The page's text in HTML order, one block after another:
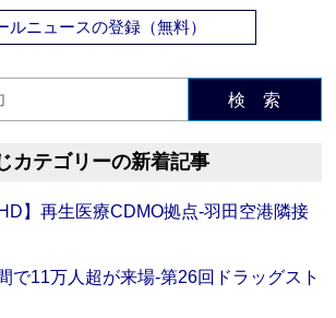
ルニュースの登録（無料）
検 索
カテゴリーの新着記事
】再生医療CDMO拠点‐羽田空港隣接
で11万人超が来場‐第26回ドラッグスト